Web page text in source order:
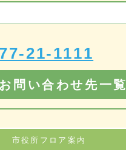
21-1111
問い合わせ先一覧
市役所フロア案内